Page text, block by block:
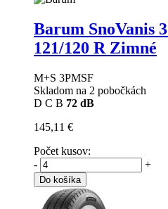
Barum SnoVanis 3
121/120 R Zimné
M+S 3PMSF
Skladom na 2 pobočkách
D C B 72 dB
145,11 €
Počet kusov:
-
+
Do košíka